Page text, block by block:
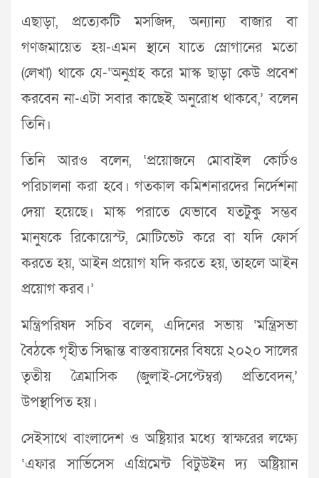
এছাড়া, প্রত্যেকটি মসজিদ, অন্যান্য বাজার বা
গণজমায়েত হয়-এমন স্থানে যাতে স্লোগানের মতো
(লেখা) থাকে যে-‘অনুগ্রহ করে মাস্ক ছাড়া কেউ প্রবেশ
করবেন না-এটা সবার কাছেই অনুরোধ থাকবে,’ বলেন
তিনি।
তিনি আরও বলেন, ‘প্রয়োজনে মোবাইল কোর্টও
পরিচালনা করা হবে। গতকাল কমিশনারদের নির্দেশনা
দেয়া হয়েছে। মাস্ক পরাতে যেভাবে যতটুকু সম্ভব
মানুষকে রিকোয়েস্ট, মোটিভেট করে বা যদি ফোর্স
করতে হয়, আইন প্রয়োগ যদি করতে হয়, তাহলে আইন
প্রয়োগ করব।’
মন্ত্রিপরিষদ সচিব বলেন, এদিনের সভায় ‘মন্ত্রিসভা
বৈঠকে গৃহীত সিদ্ধান্ত বাস্তবায়নের বিষয়ে ২০২০ সালের
তৃতীয় ত্রৈমাসিক (জুলাই-সেপ্টেম্বর) প্রতিবেদন,’
উপস্থাপিত হয়।
সেইসাথে বাংলাদেশ ও অষ্ট্রিয়ার মধ্যে স্বাক্ষরের লক্ষ্যে
‘এফার সার্ভিসেস এগ্রিমেন্ট বিটুউইন দ্য অষ্ট্রিয়ান